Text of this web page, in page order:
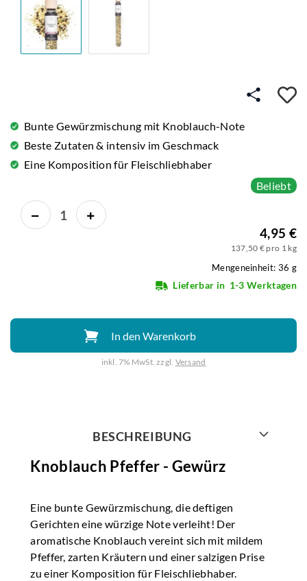
Bunte Gewürzmischung mit Knoblauch-Note
Beste Zutaten & intensiv im Geschmack
Eine Komposition für Fleischliebhaber
Beliebt
4,95 €
137,50 € pro 1 kg
Mengeneinheit: 36 g
Lieferbar in 1-3 Werktagen
In den Warenkorb
inkl. 7% MwSt. zzgl. Versand
Weiter mit
BESCHREIBUNG
Knoblauch Pfeffer - Gewürz
Eine bunte Gewürzmischung, die deftigen
Gerichten eine würzige Note verleiht! Der
aromatische Knoblauch vereint sich mit mildem
Pfeffer, zarten Kräutern und einer salzigen Prise
zu einer Komposition für Fleischliebhaber.